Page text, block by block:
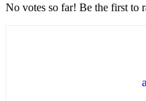
No votes so far! Be the first to